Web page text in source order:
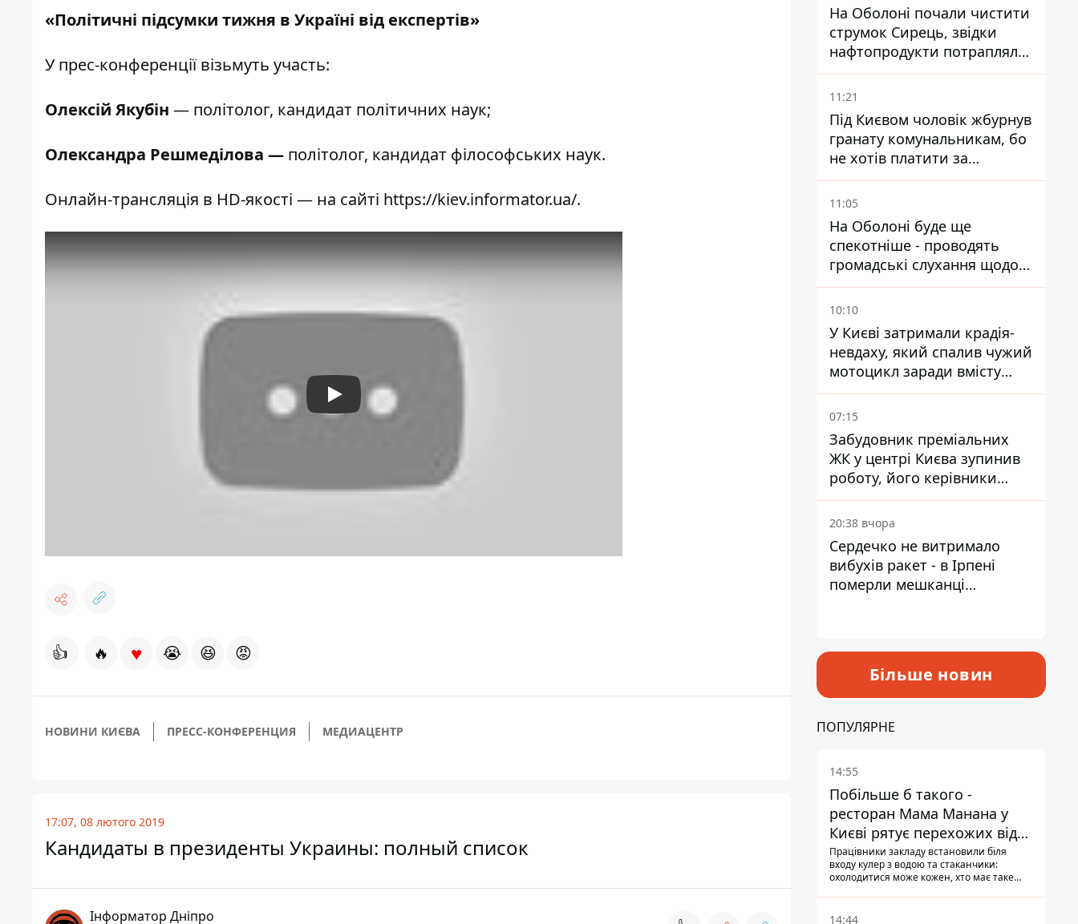
«Політичні підсумки тижня в Україні від експертів»
У прес-конференції візьмуть участь:
Олексій Якубін — політолог, кандидат політичних наук;
Олександра Решмеділова — політолог, кандидат філософських наук.
Онлайн-трансляція в HD-якості — на сайті https://kiev.informator.ua/.
Play
👍 🔥 ♥ 😭 😆 😡
НОВИНИ КИЄВА ПРЕСС-КОНФЕРЕНЦИЯ МЕДИАЦЕНТР
17:07, 08 лютого 2019
Кандидаты в президенты Украины: полный список
Інформатор Дніпро
На Оболоні почали чистити
струмок Сирець, звідки
нафтопродукти потрапляли
до озер
11:21
Під Києвом чоловік жбурнув
гранату комунальникам, бо
не хотів платити за
квитанціями
11:05
На Оболоні буде ще
спекотніше - проводять
громадські слухання щодо
храму УГКЦ на Північній
10:10
У Києві затримали крадія-
невдаху, який спалив чужий
мотоцикл заради вмісту
багажника
07:15
Забудовник преміальних
ЖК у центрі Києва зупинив
роботу, його керівники
втекли з України - Bihus.info
20:38 вчора
Сердечко не витримало
вибухів ракет - в Ірпені
померли мешканці
Більше новин
ПОПУЛЯРНЕ
14:55
Побільше б такого -
ресторан Мама Манана у
Києві рятує перехожих від
спеки
Працівники закладу встановили біля
входу кулер з водою та стаканчики:
охолодитися може кожен, хто має таке
14:44